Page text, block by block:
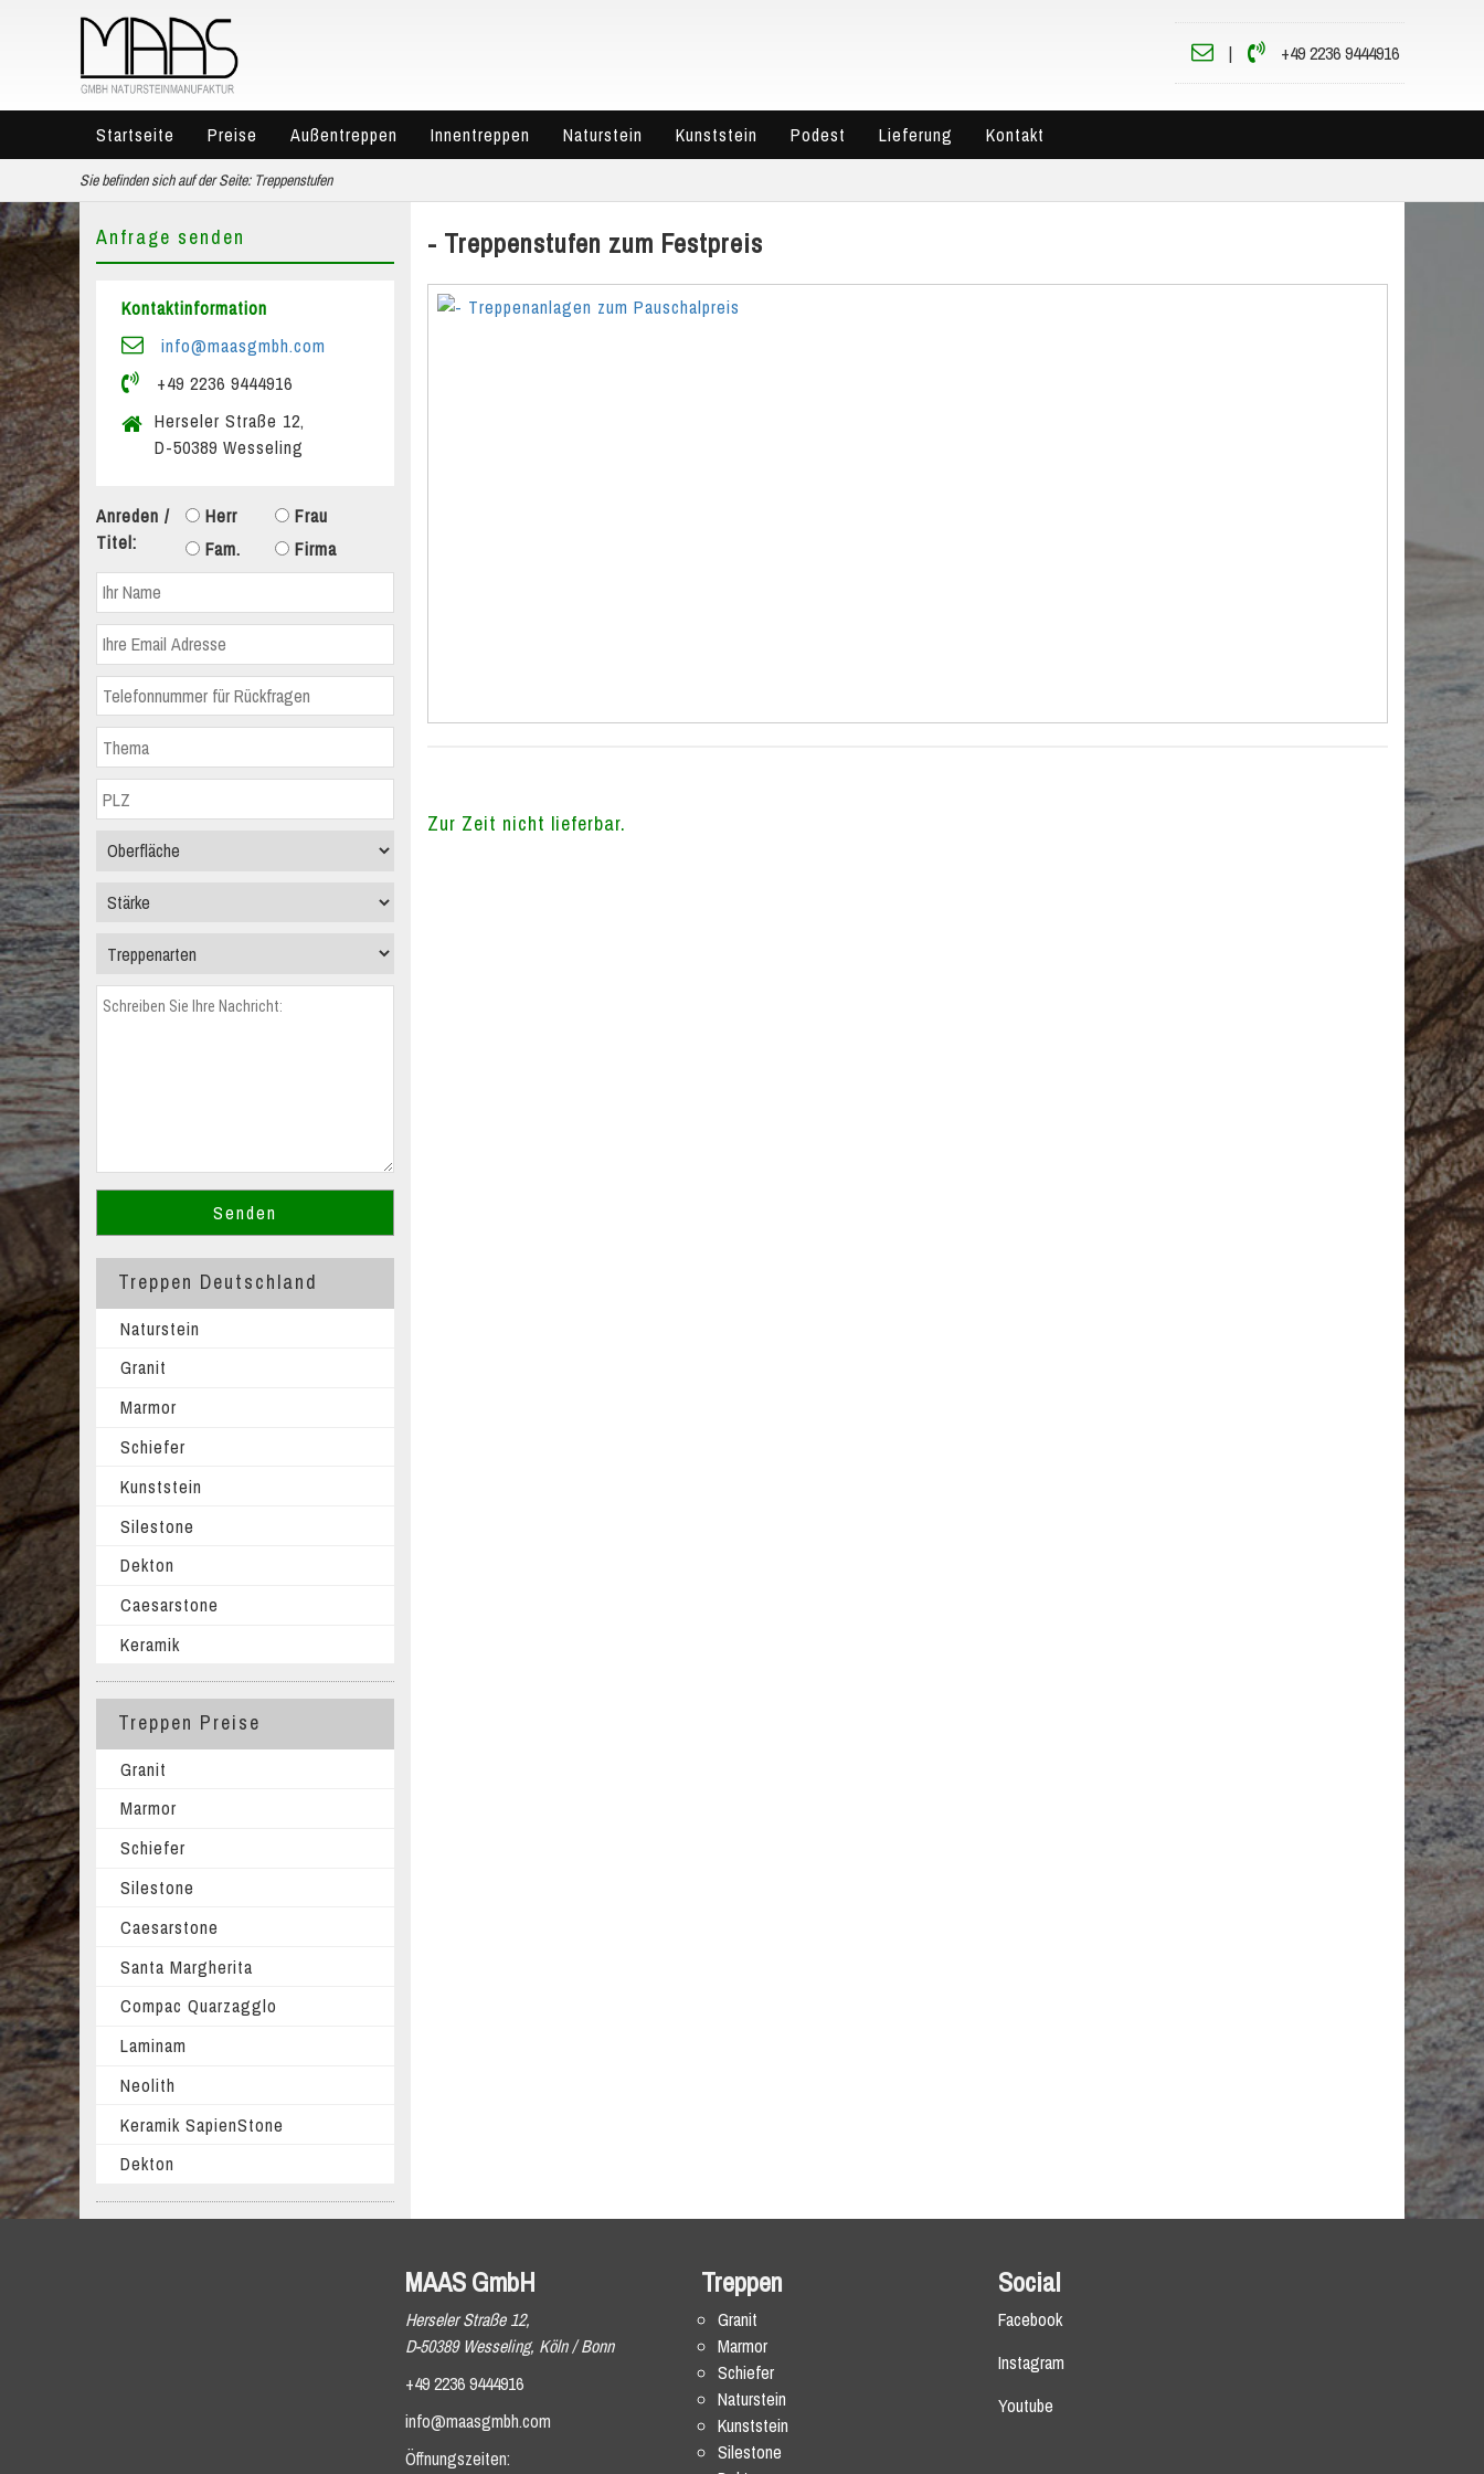
| +49 2236 9444916
Startseite Preise Außentreppen Innentreppen Naturstein Kunststein Podest Lieferung Kontakt
Sie befinden sich auf der Seite: Treppenstufen
- Treppenstufen zum Festpreis
Zur Zeit nicht lieferbar.
Anfrage senden
Kontaktinformation
info@maasgmbh.com
+49 2236 9444916
Herseler Straße 12,
D-50389 Wesseling
Anreden /
Titel:
Herr
Frau
Fam.
Firma
Treppen Deutschland
Naturstein
Granit
Marmor
Schiefer
Kunststein
Silestone
Dekton
Caesarstone
Keramik
Treppen Preise
Granit
Marmor
Schiefer
Silestone
Caesarstone
Santa Margherita
Compac Quarzagglo
Laminam
Neolith
Keramik SapienStone
Dekton
MAAS GmbH
Herseler Straße 12,
D-50389 Wesseling, Köln / Bonn
+49 2236 9444916
info@maasgmbh.com
Öffnungszeiten:
Treppen
Granit
Marmor
Schiefer
Naturstein
Kunststein
Silestone
Social
Facebook
Instagram
Youtube